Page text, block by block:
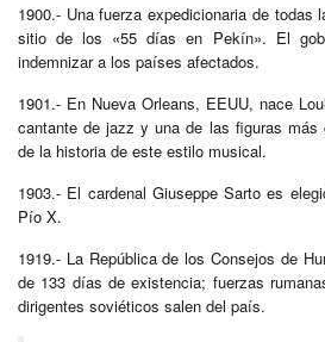
1900.- Una fuerza expedicionaria de todas
sitio de los «55 días en Pekín». El
indemnizar a los países afectados.
1901.- En Nueva Orleans, EEUU, nace
cantante de jazz y una de las figuras más
de la historia de este estilo musical.
1903.- El cardenal Giuseppe Sarto es
Pío X.
1919.- La República de los Consejos de
de 133 días de existencia; fuerzas
dirigentes soviéticos salen del país.